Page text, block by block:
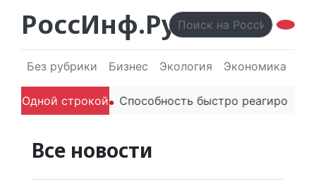
РоссИнф.Ру
Без рубрики Бизнес Экология Экономика
Одной строкой
в речи Способность быстро реагировать
Все новости